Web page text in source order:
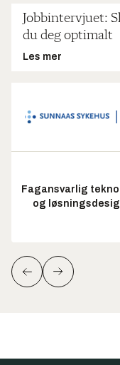
Jobbintervjuet:
du deg optimalt
Les mer
Fagansvarlig
og